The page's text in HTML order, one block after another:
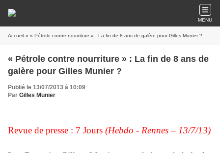
MENU
Accueil » « Pétrole contre nourriture » : La fin de 8 ans de galère pour Gilles Munier ?
« Pétrole contre nourriture » : La fin de 8 ans de
galère pour Gilles Munier ?
Publié le 13/07/2013 à 10:09
Par Gilles Munier
Revue de presse : 7 Jours (Hebdo - Rennes – 13/7/13)